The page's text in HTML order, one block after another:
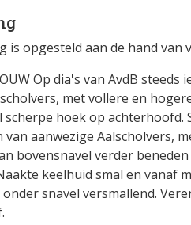
is opgesteld aan de hand van
Op dia's van AvdB
met vollere en
scherpe hoek op achterhoofd.
van aanwezige Aalscholvers,
bovensnavel verder
keelhuid smal en vanaf
snavel versmallend.